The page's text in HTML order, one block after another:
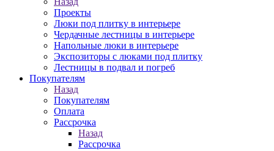
Проекты
Люки под плитку в интерьере
Чердачные лестницы в интерьере
Напольные люки в интерьере
Экспозиторы с люками под плитку
Лестницы в подвал и погреб
Покупателям
Назад
Покупателям
Оплата
Рассрочка
Назад
Рассрочка